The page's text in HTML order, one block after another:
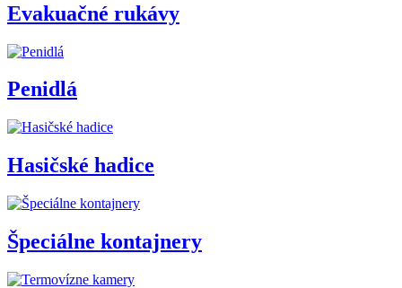
Evakuačné rukávy
Penidlá
Hasičské hadice
Špeciálne kontajnery